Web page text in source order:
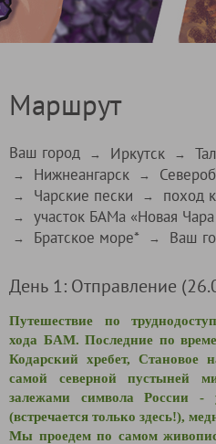
Маршрут
Ваш город → Иркутск →
→ Нижнеангарск →
→ Чарские пески → поход
→ участок БАМа «Новая
→ Братское море* → Ваш
День 1: Отправление
Путешествие по
хода БАМ. Последние по
Кодарский хребет, Становое
самой северной пустыней
залежами символа России -
(встречается только здесь!),
Мы проедем по самом